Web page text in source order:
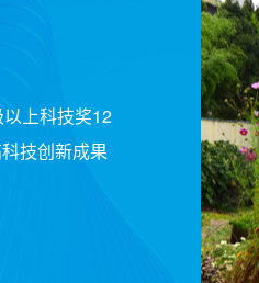
上科技奖12
技创新成果